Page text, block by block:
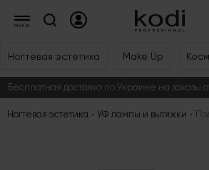
Ногтевая эстетика Make Up
Бесплатная доставка по Украине на заказы
Ногтевая эстетика УФ лампы и вытяжки